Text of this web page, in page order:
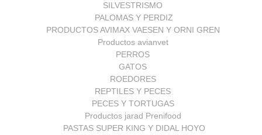
SILVESTRISMO
PALOMAS Y PERDIZ
PRODUCTOS AVIMAX VAESEN Y ORNI GREN
Productos avianvet
PERROS
GATOS
ROEDORES
REPTILES Y PECES
PECES Y TORTUGAS
Productos jarad Prenifood
PASTAS SUPER KING Y DIDAL HOYO